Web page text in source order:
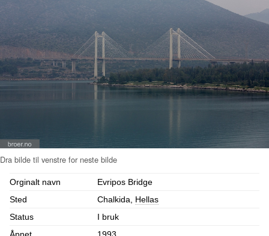
Orginalt navn
Evripos Bridge
Sted
Chalkida, Hellas
Status
I bruk
Åpnet
1993